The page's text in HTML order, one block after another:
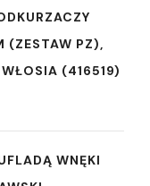
(ZESTAW PZ),
(416519)
WNĘKI